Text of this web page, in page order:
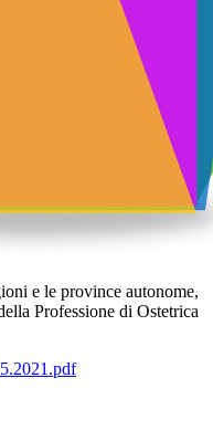
e le province autonome,
Professione di Ostetrica